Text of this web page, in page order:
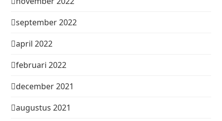
september 2022
april 2022
februari 2022
december 2021
augustus 2021